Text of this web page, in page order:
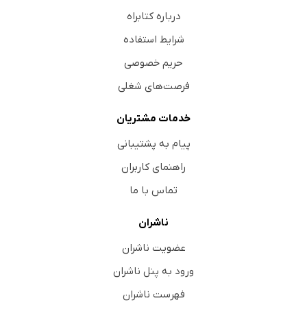
درباره کتابراه
شرایط استفاده
حریم خصوصی
فرصت‌های شغلی
خدمات مشتریان
پیام به پشتیبانی
راهنمای کاربران
تماس با ما
ناشران
عضویت ناشران
ورود به پنل ناشران
فهرست ناشران